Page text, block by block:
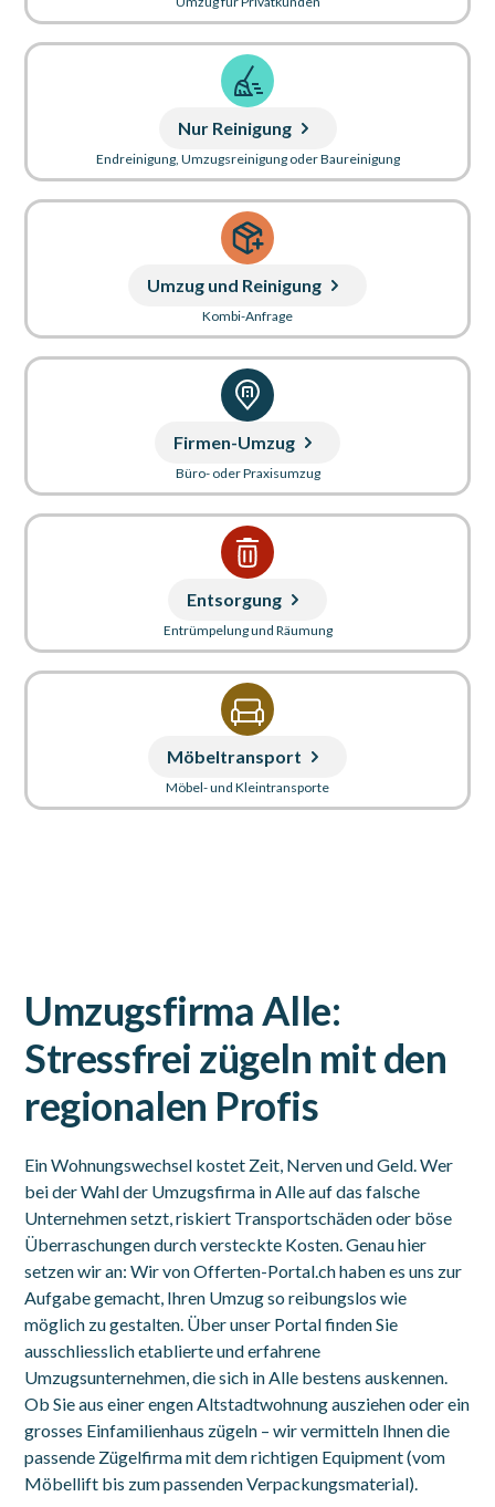
Nur Reinigung
Endreinigung, Umzugsreinigung oder Baureinigung
Umzug und Reinigung
Kombi-Anfrage
Firmen-Umzug
Büro- oder Praxisumzug
Entsorgung
Entrümpelung und Räumung
Möbeltransport
Möbel- und Kleintransporte
Umzugsfirma Alle:
Stressfrei zügeln mit den
regionalen Profis
Ein Wohnungswechsel kostet Zeit, Nerven und Geld. Wer
bei der Wahl der Umzugsfirma in Alle auf das falsche
Unternehmen setzt, riskiert Transportschäden oder böse
Überraschungen durch versteckte Kosten. Genau hier
setzen wir an: Wir von Offerten-Portal.ch haben es uns zur
Aufgabe gemacht, Ihren Umzug so reibungslos wie
möglich zu gestalten. Über unser Portal finden Sie
ausschliesslich etablierte und erfahrene
Umzugsunternehmen, die sich in Alle bestens auskennen.
Ob Sie aus einer engen Altstadtwohnung ausziehen oder ein
grosses Einfamilienhaus zügeln – wir vermitteln Ihnen die
passende Zügelfirma mit dem richtigen Equipment (vom
Möbellift bis zum passenden Verpackungsmaterial).